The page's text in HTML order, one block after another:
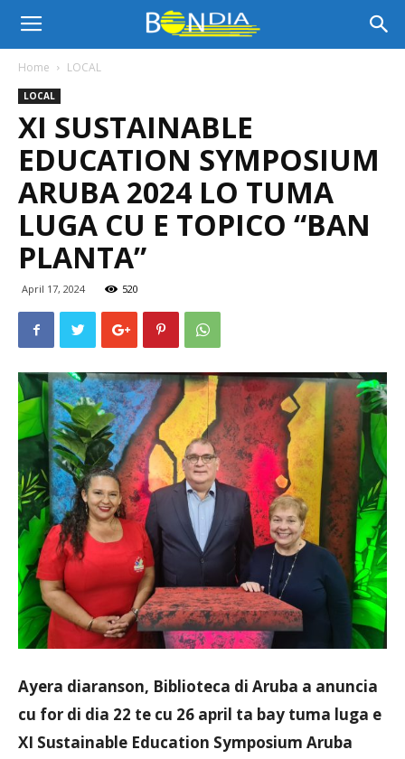
Bon
Dia
Aruba
Noticia
Aruba
Home LOCAL
LOCAL
XI SUSTAINABLE
EDUCATION SYMPOSIUM
ARUBA 2024 LO TUMA
LUGA CU E TOPICO “BAN
PLANTA”
April 17, 2024 520
Ayera diaranson, Biblioteca di Aruba a anuncia
cu for di dia 22 te cu 26 april ta bay tuma luga e
XI Sustainable Education Symposium Aruba